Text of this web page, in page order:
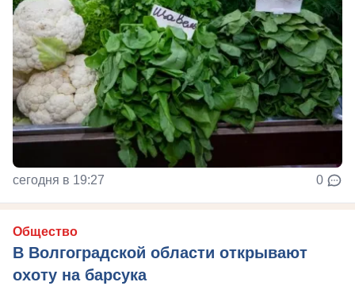
сегодня в 19:27 0
Общество
В Волгоградской области открывают
охоту на барсука